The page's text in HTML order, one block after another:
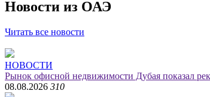
Новости из ОАЭ
Читать все новости
НОВОСТИ
Рынок офисной недвижимости Дубая показал
08.08.2026 310